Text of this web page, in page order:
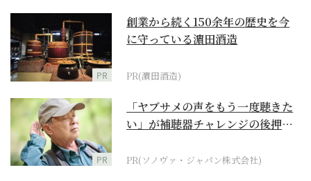
PR
創業から続く150余年の歴史を今
に守っている濵田酒造
PR(濵田酒造)
PR
「ヤブサメの声をもう一度聴きた
い」が補聴器チャレンジの後押し
PR(ソノヴァ・ジャパン株式会社)